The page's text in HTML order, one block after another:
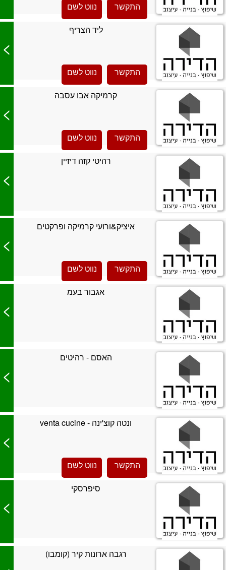
התקשר נווט לשם
ליד הצריף
התקשר נווט לשם
>
קרמיקה אבו עסבה
התקשר נווט לשם
>
רהיטי קזה דיזיין
>
איציק&ורועי קרמיקה ופרקטים
התקשר נווט לשם
>
אגבור בעמ
>
האסם - רהיטים
>
ונטה קוצ'ינה - venta cucine
התקשר נווט לשם
>
סיפרסקי
>
רגבה ארונות קיר (קומבו)